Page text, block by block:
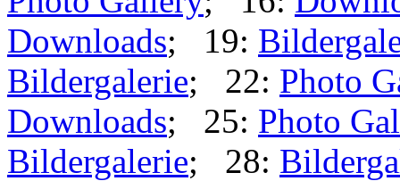
Downloads; 19:
Bildergalerie; 22: Photo
Downloads; 25: Photo
Bildergalerie; 28: